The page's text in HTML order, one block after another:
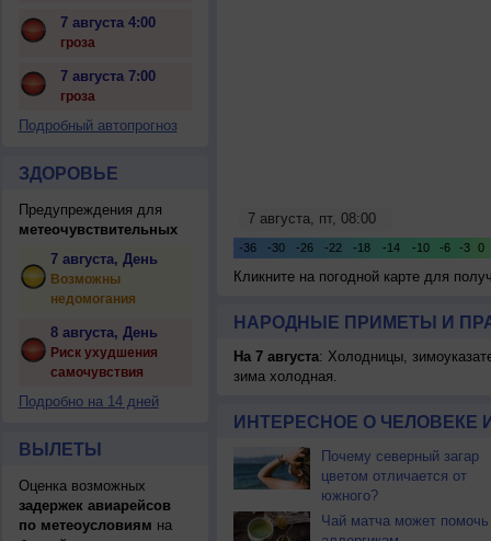
7 августа 4:00
гроза
7 августа 7:00
гроза
Подробный автопрогноз
ЗДОРОВЬЕ
Предупреждения для
метеочувствительных
7 августа, День
Возможны
недомогания
8 августа, День
Риск ухудшения
самочувствия
Подробно на 14 дней
ВЫЛЕТЫ
Оценка возможных
задержек авиарейсов
по метеоусловиям на
Кликните на погодной карте для
НАРОДНЫЕ ПРИМЕТЫ И
На 7 августа: Холодницы,
зима холодная.
ИНТЕРЕСНОЕ О ЧЕЛОВЕКЕ
Почему северный загар
цветом отличается от
южного?
Чай матча может помочь